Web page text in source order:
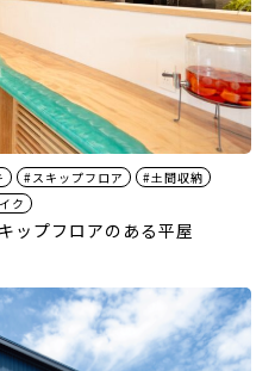
#スキップフロア
#土間収納
ク
ップフロアのある平屋